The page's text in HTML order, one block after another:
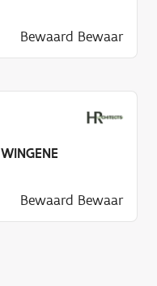
n
o
Bewaard Bewaar
WINGENE
Bewaard Bewaar